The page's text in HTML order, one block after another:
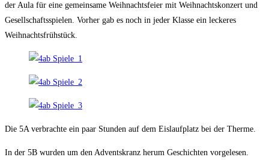
der Aula für eine gemeinsame Weihnachtsfeier mit Weihnachtskonzert und
Gesellschaftsspielen. Vorher gab es noch in jeder Klasse ein leckeres
Weihnachtsfrühstück.
Die 5A verbrachte ein paar Stunden auf dem Eislaufplatz bei der Therme.
In der 5B wurden um den Adventskranz herum Geschichten vorgelesen.